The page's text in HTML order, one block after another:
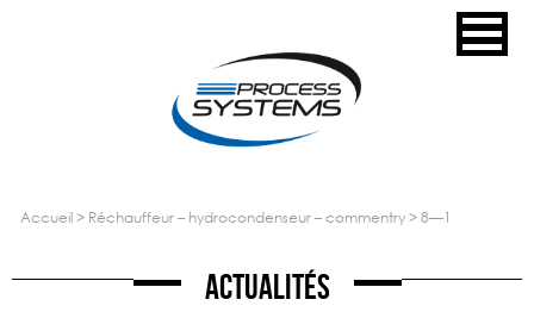
accueil> réchauffeur – hydrocondenseur – commentry> 8—1
Actualités